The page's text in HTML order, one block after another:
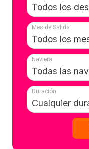
Mes de Salida
Naviera
Duración